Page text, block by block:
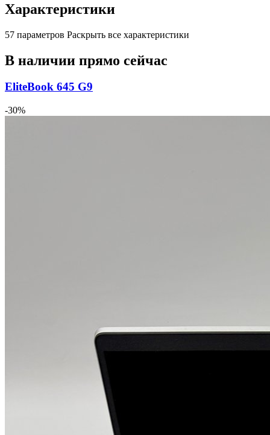
Характеристики
57 параметров Раскрыть все характеристики
В наличии прямо сейчас
EliteBook 645 G9
-30%